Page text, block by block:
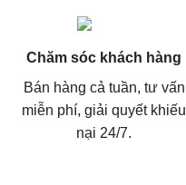
Chăm sóc khách hàng
Bán hàng cả tuần, tư vấn
miễn phí, giải quyết khiếu
nại 24/7.